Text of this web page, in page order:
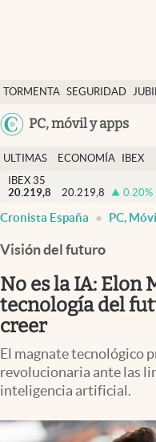
TORMENTA SEGURIDAD
PC, móvil y apps
Economía y finanzas
Política
Actualidad
Criptomonedas
España
ULTIMAS
NOTICIAS
ECONOMÍA
FINANZAS
IBEX
EURO
IBEX 35
20.219,8
20.219,8 0.20%
Cronista España PC,
Visión del futuro
No es la IA: Elon
tecnología del
creer
El magnate tecnológico
revolucionaria ante las
inteligencia artificial.